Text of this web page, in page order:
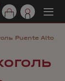
Puente Alto